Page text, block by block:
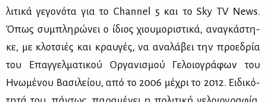
λι­τι­κά γε­γο­νό­τα για το Channel 5 και το Sky TV News.
Όπως συ­μπλη­ρώ­νει ο ίδιος χιου­μο­ρι­στι­κά, ανα­γκά­στη­
κε, με κλο­τσιές και κραυ­γές, να ανα­λά­βει την προ­ε­δρία
του Επαγ­γελ­μα­τι­κού Ορ­γα­νι­σμού Γε­λοιο­γρά­φων του
Ηνω­μέ­νου Βα­σι­λεί­ου, από το 2006 μέ­χρι το 2012. Ει­δι­κό­